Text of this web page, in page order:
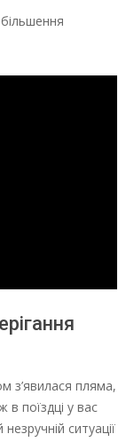
з’явилася пляма,
в поїздці у вас
ситуації